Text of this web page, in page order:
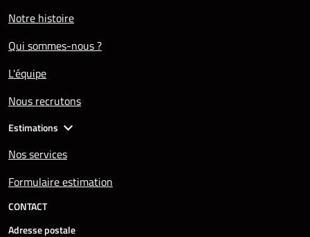
Notre histoire
Qui sommes-nous ?
L'équipe
Nous recrutons
Estimations
Nos services
Formulaire estimation
CONTACT
Adresse postale